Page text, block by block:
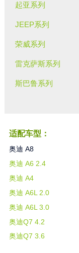
起亚系列
JEEP系列
荣威系列
雷克萨斯系列
斯巴鲁系列
适配车型：
奥迪 A8
奥迪 A6 2.4
奥迪 A4
奥迪 A6L 2.0
奥迪 A6L 3.0
奥迪Q7 4.2
奥迪Q7 3.6